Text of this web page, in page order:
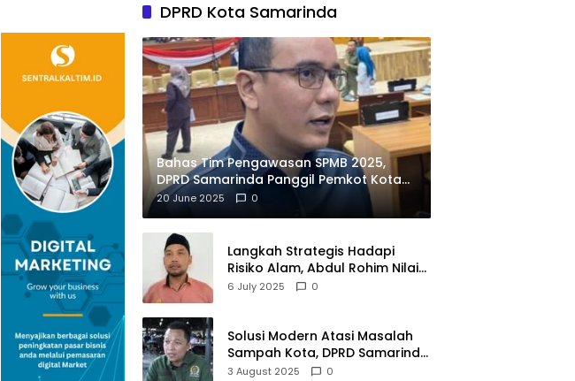
DPRD Kota Samarinda
Bahas Tim Pengawasan SPMB 2025,
DPRD Samarinda Panggil Pemkot Kota
Tepian
20 June 2025 0
Langkah Strategis Hadapi
Risiko Alam, Abdul Rohim Nilai
Samarinda Siap Jadi Pusat
6 July 2025 0
Solusi Modern Atasi Masalah
Sampah Kota, DPRD Samarinda
Dukung Penuh Proyek PLTSA
3 August 2025 0